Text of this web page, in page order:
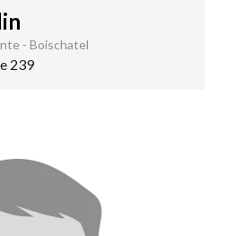
- Boischatel
239